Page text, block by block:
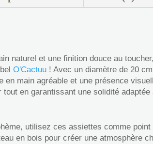
naturel et une finition douce au
O'Cactuu! Avec un diamètre de 20
en main agréable et une présence
en garantissant une solidité adaptée
utilisez ces assiettes comme
en bois pour créer une atmosphère